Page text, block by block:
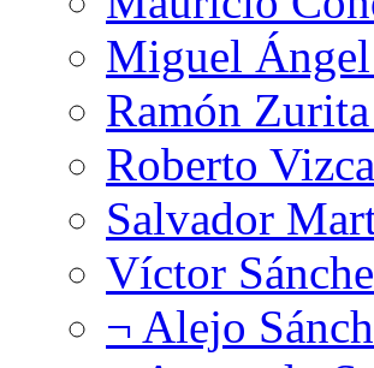
Miguel
Ramón
Roberto
Salvador
Víctor
¬ Alejo